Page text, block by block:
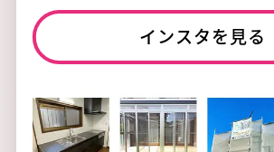
インスタを見る